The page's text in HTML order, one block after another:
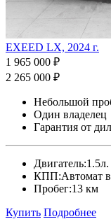
EXEED LX, 2024 г.
1 965 000 ₽
2 265 000 ₽
Небольшой
Один владелец
Гарантия от
Двигатель:
КПП:Автомат
Пробег:13 км
Купить Подробнее